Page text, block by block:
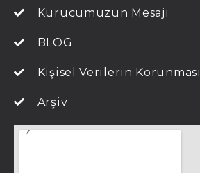
Kurucumuzun Mesajı
BLOG
Kişisel Verilerin Korunması
Arşiv